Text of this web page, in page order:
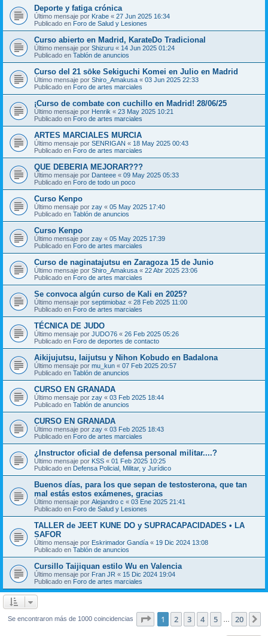
Deporte y fatiga crónica
Último mensaje por Krabe « 27 Jun 2025 16:34
Publicado en Foro de Salud y Lesiones
Curso abierto en Madrid, KarateDo Tradicional
Último mensaje por Shizuru « 14 Jun 2025 01:24
Publicado en Tablón de anuncios
Curso del 21 sōke Sekiguchi Komei en Julio en Madrid
Último mensaje por Shiro_Amakusa « 03 Jun 2025 22:33
Publicado en Foro de artes marciales
¡Curso de combate con cuchillo en Madrid! 28/06/25
Último mensaje por Henrik « 23 May 2025 10:21
Publicado en Foro de artes marciales
ARTES MARCIALES MURCIA
Último mensaje por SENRIGAN « 18 May 2025 00:43
Publicado en Foro de artes marciales
QUE DEBERIA MEJORAR???
Último mensaje por Danteee « 09 May 2025 05:33
Publicado en Foro de todo un poco
Curso Kenpo
Último mensaje por zay « 05 May 2025 17:40
Publicado en Tablón de anuncios
Curso Kenpo
Último mensaje por zay « 05 May 2025 17:39
Publicado en Foro de artes marciales
Curso de naginatajutsu en Zaragoza 15 de Junio
Último mensaje por Shiro_Amakusa « 22 Abr 2025 23:06
Publicado en Foro de artes marciales
Se convoca algún curso de Kali en 2025?
Último mensaje por septimiobaz « 28 Feb 2025 11:00
Publicado en Foro de artes marciales
TÉCNICA DE JUDO
Último mensaje por JUDO76 « 26 Feb 2025 05:26
Publicado en Foro de deportes de contacto
Aikijujutsu, Iaijutsu y Nihon Kobudo en Badalona
Último mensaje por mu_kun « 07 Feb 2025 20:57
Publicado en Tablón de anuncios
CURSO EN GRANADA
Último mensaje por zay « 03 Feb 2025 18:44
Publicado en Tablón de anuncios
CURSO EN GRANADA
Último mensaje por zay « 03 Feb 2025 18:43
Publicado en Foro de artes marciales
¿Instructor oficial de defensa personal militar....?
Último mensaje por KSS « 01 Feb 2025 10:25
Publicado en Defensa Policial, Militar, y Jurídico
Buenos días, para los que sepan de testosterona, que tan
mal estás estos exámenes, gracias
Último mensaje por Alejandro c « 03 Ene 2025 21:41
Publicado en Foro de Salud y Lesiones
TALLER de JEET KUNE DO y SUPRACAPACIDADES • LA
SAFOR
Último mensaje por Eskrimador Gandía « 19 Dic 2024 13:08
Publicado en Tablón de anuncios
Cursillo Taijiquan estilo Wu en Valencia
Último mensaje por Fran JR « 15 Dic 2024 19:04
Publicado en Foro de artes marciales
Se encontraron más de 1000 coincidencias Página de 20
1 2 3 4 5 20